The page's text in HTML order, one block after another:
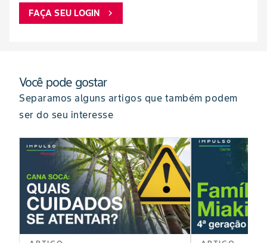
FAÇA SEU LOGIN chevron_right
Você pode gostar
Separamos alguns artigos que também podem
ser do seu interesse